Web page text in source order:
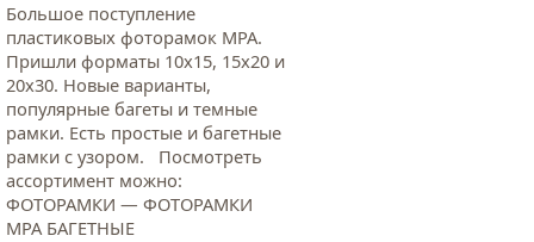
Большое поступление
пластиковых фоторамок МРА.
Пришли форматы 10х15, 15х20 и
20х30. Новые варианты,
популярные багеты и темные
рамки. Есть простые и багетные
рамки с узором. Посмотреть
ассортимент можно:
ФОТОРАМКИ — ФОТОРАМКИ
МРА БАГЕТНЫЕ